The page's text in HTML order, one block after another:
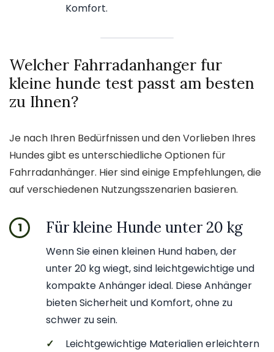
Komfort.
Welcher Fahrradanhanger fur
kleine hunde test passt am besten
zu Ihnen?
Je nach Ihren Bedürfnissen und den Vorlieben Ihres
Hundes gibt es unterschiedliche Optionen für
Fahrradanhänger. Hier sind einige Empfehlungen, die
auf verschiedenen Nutzungsszenarien basieren.
1 Für kleine Hunde unter 20 kg
Wenn Sie einen kleinen Hund haben, der
unter 20 kg wiegt, sind leichtgewichtige und
kompakte Anhänger ideal. Diese Anhänger
bieten Sicherheit und Komfort, ohne zu
schwer zu sein.
✓
Leichtgewichtige Materialien erleichtern